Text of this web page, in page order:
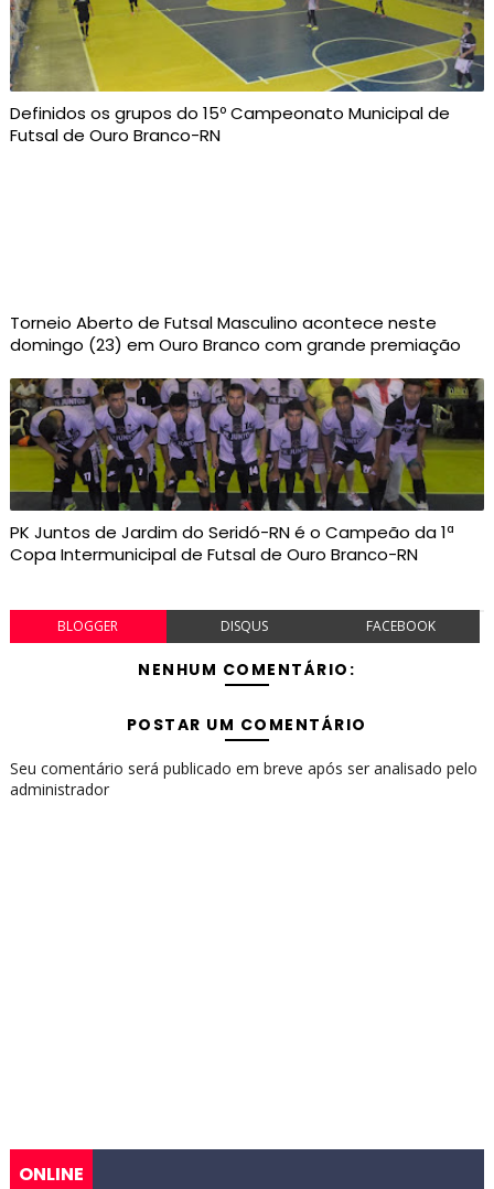
Definidos os grupos do 15º Campeonato Municipal de
Futsal de Ouro Branco-RN
Torneio Aberto de Futsal Masculino acontece neste
domingo (23) em Ouro Branco com grande premiação
PK Juntos de Jardim do Seridó-RN é o Campeão da 1ª
Copa Intermunicipal de Futsal de Ouro Branco-RN
BLOGGER DISQUS FACEBOOK
NENHUM COMENTÁRIO:
POSTAR UM COMENTÁRIO
Seu comentário será publicado em breve após ser analisado pelo
administrador
ONLINE